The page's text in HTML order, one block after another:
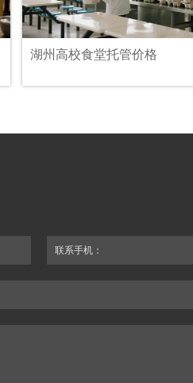
湖州高校食堂托管价格
联系手机：